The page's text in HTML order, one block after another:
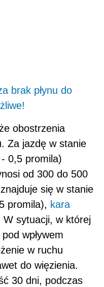
brak płynu do
obostrzenia
Za jazdę w stanie
0,5 promila)
od 300 do 500
się w stanie
promila), kara
W sytuacji, w której
wpływem
w ruchu
do więzienia.
30 dni, podczas